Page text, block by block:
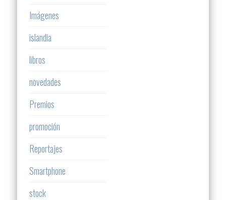
Imágenes
islandia
libros
novedades
Premios
promoción
Reportajes
Smartphone
stock